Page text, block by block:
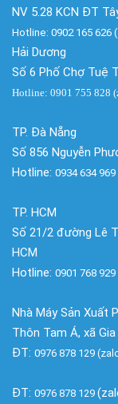
NV 5.28 KCN ĐT
Hotline: 0902 165 626
Hải Dương
Số 6 Phố Chợ Tuệ
Hotline: 0901 755 828
TP. Đà Nẵng
Số 856 Nguyễn
Hotline: 0934 634 969
TP. HCM
Số 21/2 đường Lê
HCM
Hotline: 0901 768 929
Nhà Máy Sản Xuất
Thôn Tam Á, xã
ĐT: 0976 878 129
ĐT: 0976 878 129